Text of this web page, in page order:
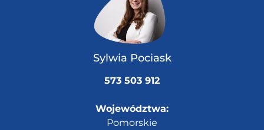
Sylwia Pociask
573 503 912
Województwa:
Pomorskie